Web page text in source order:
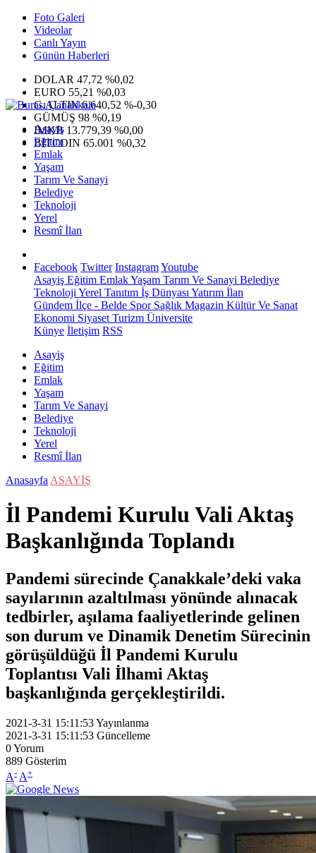
Foto Galeri
Videolar
Canlı Yayın
Günün Haberleri
DOLAR 47,72 %0,02
EURO 55,21 %0,03
G.ALTIN6.640,52 %-0,30
GÜMÜŞ 98 %0,19
IMKB 13.779,39 %0,00
BITCOIN 65.001 %0,32
Asayiş
Eğitim
Emlak
Yaşam
Tarım Ve Sanayi
Belediye
Teknoloji
Yerel
Resmî İlan
Facebook Twitter InstagramYoutube
Asayiş Eğitim EmlakYaşam Tarım Ve Sanayi Belediye
Teknoloji Yerel Tanıtım İş Dünyası Yatırım İlan
Gündem İlçe - Belde SporSağlık Magazin Kültür Ve Sanat
Ekonomi Siyaset Turizm Üniversite
Künye İletişim RSS
Asayiş
Eğitim
Emlak
Yaşam
Tarım Ve Sanayi
Belediye
Teknoloji
Yerel
Resmî İlan
Anasayfa ASAYİŞ
İl Pandemi Kurulu Vali Aktaş
Başkanlığında Toplandı
Pandemi sürecinde Çanakkale’deki vaka
sayılarının azaltılması yönünde alınacak
tedbirler, aşılama faaliyetlerinde gelinen
son durum ve Dinamik Denetim Sürecinin
görüşüldüğü İl Pandemi Kurulu
Toplantısı Vali İlhami Aktaş
başkanlığında gerçekleştirildi.
2021-3-31 15:11:53Yayınlanma
2021-3-31 15:11:53 Güncelleme
0Yorum
889 Gösterim
A- A+